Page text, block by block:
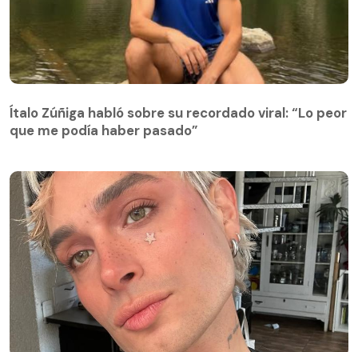
Ítalo Zúñiga habló sobre su recordado viral: “Lo peor
que me podía haber pasado”